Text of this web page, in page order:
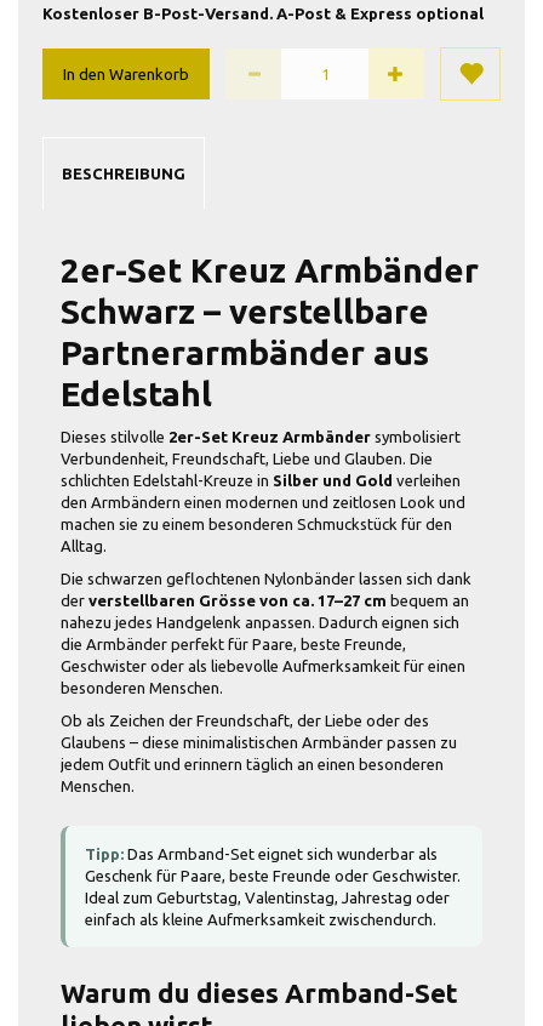
Kostenloser B-Post-Versand. A-Post & Express optional
In den Warenkorb
BESCHREIBUNG
2er-Set Kreuz Armbänder
Schwarz – verstellbare
Partnerarmbänder aus
Edelstahl
Dieses stilvolle 2er-Set Kreuz Armbänder symbolisiert
Verbundenheit, Freundschaft, Liebe und Glauben. Die
schlichten Edelstahl-Kreuze in Silber und Gold verleihen
den Armbändern einen modernen und zeitlosen Look und
machen sie zu einem besonderen Schmuckstück für den
Alltag.
Die schwarzen geflochtenen Nylonbänder lassen sich dank
der verstellbaren Grösse von ca. 17–27 cm bequem an
nahezu jedes Handgelenk anpassen. Dadurch eignen sich
die Armbänder perfekt für Paare, beste Freunde,
Geschwister oder als liebevolle Aufmerksamkeit für einen
besonderen Menschen.
Ob als Zeichen der Freundschaft, der Liebe oder des
Glaubens – diese minimalistischen Armbänder passen zu
jedem Outfit und erinnern täglich an einen besonderen
Menschen.
Tipp: Das Armband-Set eignet sich wunderbar als
Geschenk für Paare, beste Freunde oder Geschwister.
Ideal zum Geburtstag, Valentinstag, Jahrestag oder
einfach als kleine Aufmerksamkeit zwischendurch.
Warum du dieses Armband-Set